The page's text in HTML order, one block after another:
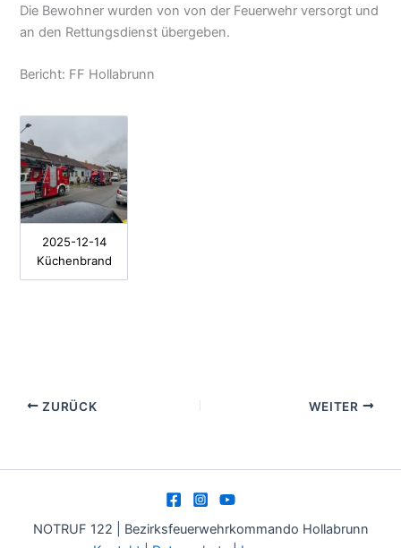
Die Bewohner wurden von von der Feuerwehr versorgt und
an den Rettungsdienst übergeben.
Bericht: FF Hollabrunn
2025-12-14
Küchenbrand
ZURÜCK WEITER
NOTRUF 122 | Bezirksfeuerwehrkommando Hollabrunn